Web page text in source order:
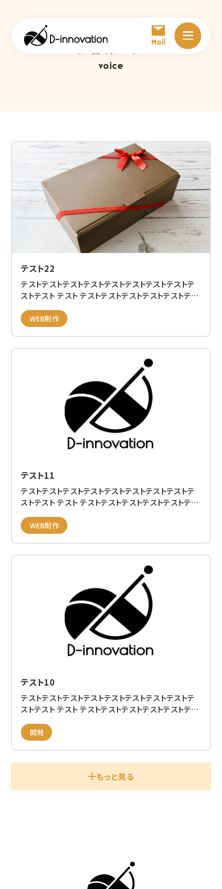
Mail
お客様の声
voice
テスト22
テストテストテストテストテストテストテストテストテ
ストテスト テスト テストテストテストテストテストテス
テストテストテストテストテストテストテストテストテ
スト テスト テストテストテストテストテストテストテス
テストテストテストテストテストテストテストテスト テ
ト テストテストテストテストテスト
WEB制作
テスト11
テストテストテストテストテストテストテストテストテ
ストテスト テスト テストテストテストテストテストテス
テストテストテストテストテストテストテストテストテ
スト テスト テストテストテストテストテストテストテス
テストテストテストテストテストテストテストテスト テ
ト テストテストテストテストテスト
WEB制作
テスト10
テストテストテストテストテストテストテストテストテ
ストテスト テスト テストテストテストテストテストテス
開発
もっと見る